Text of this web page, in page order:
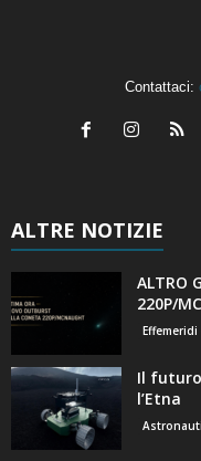
Contattaci:
ALTRE NOTIZIE
ALTRO
220P/
Il futuro
l’Etna